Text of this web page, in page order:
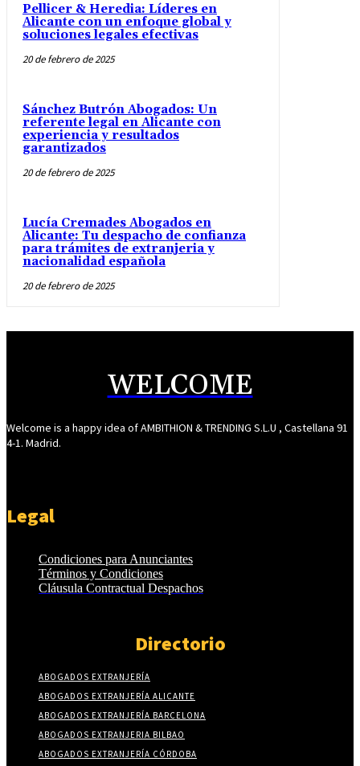
Pellicer & Heredia: Líderes en
Alicante con un enfoque global y
soluciones legales efectivas
20 de febrero de 2025
Sánchez Butrón Abogados: Un
referente legal en Alicante con
experiencia y resultados
garantizados
20 de febrero de 2025
Lucía Cremades Abogados en
Alicante: Tu despacho de confianza
para trámites de extranjeria y
nacionalidad española
20 de febrero de 2025
WELCOME
Welcome is a happy idea of AMBITHION & TRENDING S.L.U , Castellana 91
4-1. Madrid.
Legal
Condiciones para Anunciantes
Términos y Condiciones
Cláusula Contractual Despachos
Directorio
ABOGADOS EXTRANJERÍA
ABOGADOS EXTRANJERÍA ALICANTE
ABOGADOS EXTRANJERÍA BARCELONA
ABOGADOS EXTRANJERIA BILBAO
ABOGADOS EXTRANJERÍA CÓRDOBA